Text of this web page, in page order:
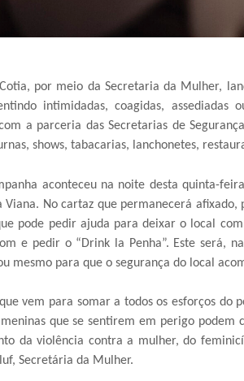
por meio da Secretaria da Mulher,
intimidadas, coagidas,
a parceria das Secretarias de
shows, tabacarias, lanchonetes,
aconteceu na noite desta quinta-
Viana. No cartaz que permanecerá
pode pedir ajuda para deixar o local
e pedir o “Drink la Penha”. Este será,
mesmo para que o segurança do local
vem para somar a todos os esforços
que se sentirem em perigo podem
da violência contra a mulher, do
Secretária da Mulher.